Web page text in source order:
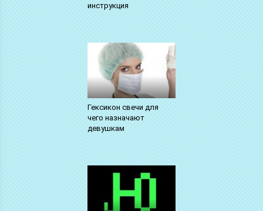
инструкция
Гексикон свечи для
чего назначают
девушкам